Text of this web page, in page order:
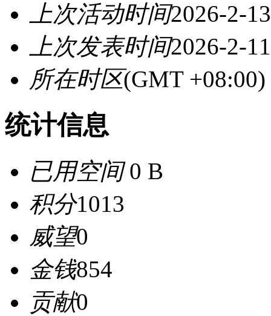
上次活动时间2026-2-
上次发表时间2026-2-
所在时区(GMT
统计信息
已用空间0 B
积分1013
威望0
金钱854
贡献0